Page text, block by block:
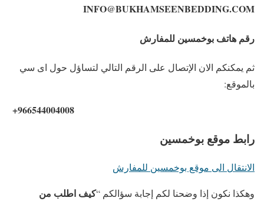
INFO@BUKHAMSEENBEDDING.COM
رقم هاتف بوخمسين للمفارش
ثم يمكنكم الان الإتصال على الرقم التالي لتساؤل حول اى سي
بالموقع:
+966544004008
رابط موقع بوخمسين
الانتقال الى موقع بوخمسين للمفارش
وهكذا نكون إذا وضحنا لكم إجابة سؤالكم “كيف اطلب من